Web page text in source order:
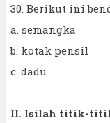
30. Berikut ini
a. semangka
b. kotak pensil
c. dadu
II. Isilah titik-titik